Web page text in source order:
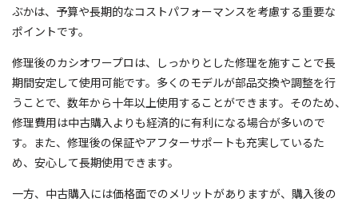
ぶかは、予算や長期的なコストパフォーマンスを考慮する重要な
ポイントです。
修理後のカシオワープロは、しっかりとした修理を施すことで長
期間安定して使用可能です。多くのモデルが部品交換や調整を行
うことで、数年から十年以上使用することができます。そのため、
修理費用は中古購入よりも経済的に有利になる場合が多いので
す。また、修理後の保証やアフターサポートも充実しているた
め、安心して長期使用できます。
一方、中古購入には価格面でのメリットがありますが、購入後の